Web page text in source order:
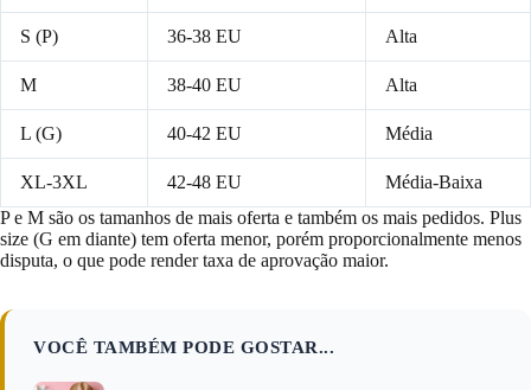
S (P) 36-38 EU Alta
M 38-40 EU Alta
L (G) 40-42 EU Média
XL-3XL 42-48 EU
Média-Baixa
P e M são os tamanhos de mais oferta e também os mais pedidos. Plus
size (G em diante) tem oferta menor, porém proporcionalmente menos
disputa, o que pode render taxa de aprovação maior.
VOCÊ TAMBÉM PODE GOSTAR...